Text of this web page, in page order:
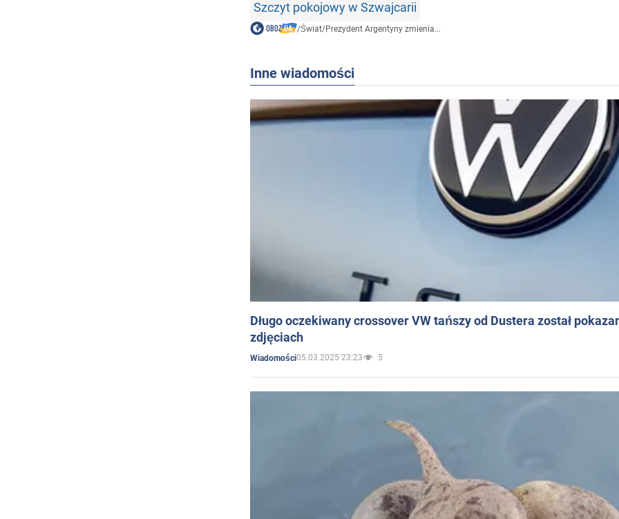
Szczyt pokojowy w Szwajcarii
/Świat/Prezydent Argentyny zmienia...
Inne wiadomości
Długo oczekiwany crossover VW tańszy od Dustera został
zdjęciach
Wiadomości05.03.2025 23:23 5